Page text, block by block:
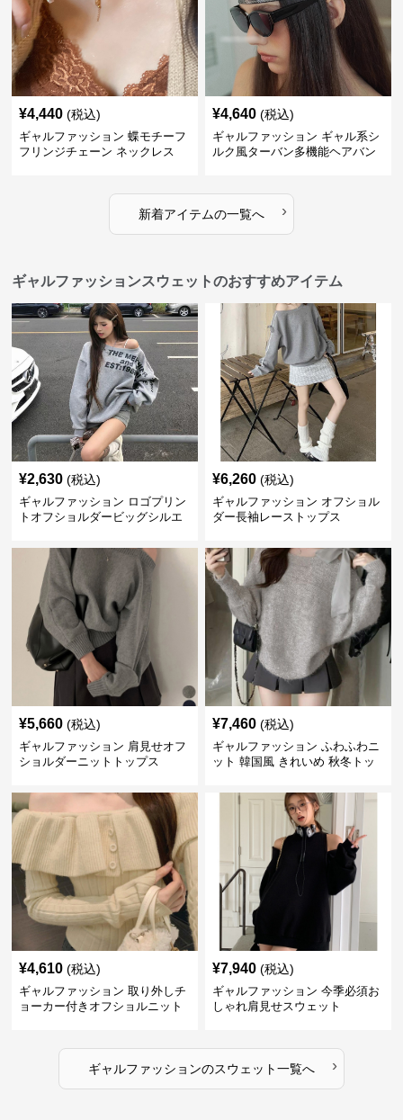
¥4,440 (税込)
ギャルファッション 蝶モチーフ
フリンジチェーン ネックレス
¥4,640 (税込)
ギャルファッション ギャル系シ
ルク風ターバン多機能ヘアバン
新着アイテムの一覧へ ›
ギャルファッションスウェットのおすすめアイテム
¥2,630 (税込)
ギャルファッション ロゴプリン
トオフショルダービッグシルエ
¥6,260 (税込)
ギャルファッション オフショル
ダー長袖レーストップス
¥5,660 (税込)
ギャルファッション 肩見せオフ
ショルダーニットトップス
¥7,460 (税込)
ギャルファッション ふわふわニ
ット 韓国風 きれいめ 秋冬トッ
¥4,610 (税込)
ギャルファッション 取り外しチ
ョーカー付きオフショルニット
¥7,940 (税込)
ギャルファッション 今季必須お
しゃれ肩見せスウェット
ギャルファッションのスウェット一覧へ ›